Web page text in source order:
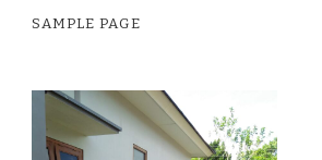
SAMPLE PAGE